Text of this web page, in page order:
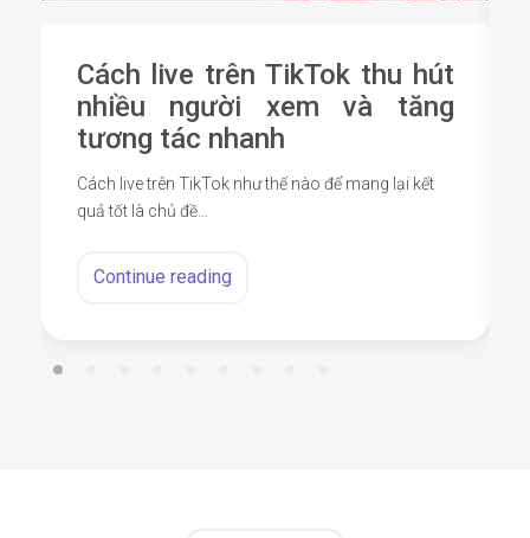
Cách live trên TikTok thu hút
nhiều người xem và tăng
tương tác nhanh
Cách live trên TikTok như thế nào để mang lại kết
quả tốt là chủ đề…
Continue reading